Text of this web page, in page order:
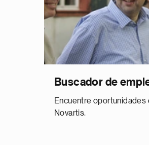
Buscador de
Encuentre oportunidades
Novartis.